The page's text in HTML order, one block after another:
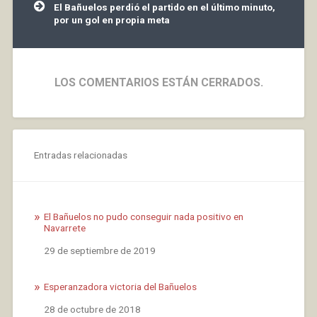
El Bañuelos perdió el partido en el último minuto,
por un gol en propia meta
LOS COMENTARIOS ESTÁN CERRADOS.
Entradas relacionadas
El Bañuelos no pudo conseguir nada positivo en
Navarrete
Fecha
29 de septiembre de 2019
Esperanzadora victoria del Bañuelos
Fecha
28 de octubre de 2018